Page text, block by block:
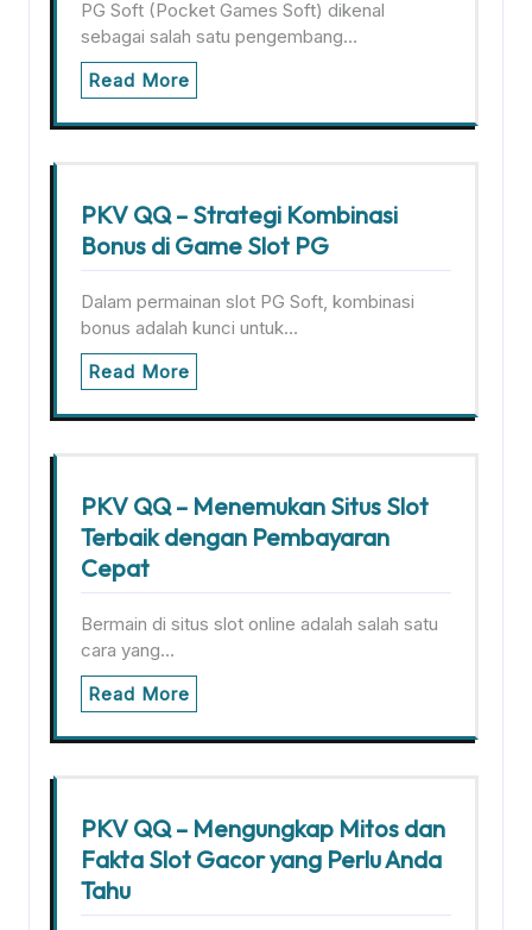
PG Soft (Pocket Games Soft) dikenal
sebagai salah satu pengembang…
Read More
PKV QQ – Strategi Kombinasi
Bonus di Game Slot PG
Dalam permainan slot PG Soft, kombinasi
bonus adalah kunci untuk…
Read More
PKV QQ – Menemukan Situs Slot
Terbaik dengan Pembayaran
Cepat
Bermain di situs slot online adalah salah satu
cara yang…
Read More
PKV QQ – Mengungkap Mitos dan
Fakta Slot Gacor yang Perlu Anda
Tahu